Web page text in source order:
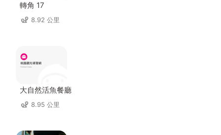
轉角 17
8.92 公里
大自然活魚餐廳
8.95 公里